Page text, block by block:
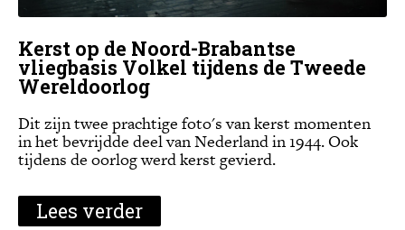
Kerst op de Noord-Brabantse
vliegbasis Volkel tijdens de Tweede
Wereldoorlog
Dit zijn twee prachtige foto's van kerst momenten
in het bevrijdde deel van Nederland in 1944. Ook
tijdens de oorlog werd kerst gevierd.
Lees verder